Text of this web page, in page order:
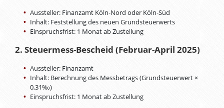
Aussteller: Finanzamt Köln-Nord oder Köln-Süd
Inhalt: Feststellung des neuen Grundsteuerwerts
Einspruchsfrist: 1 Monat ab Zustellung
2. Steuermess-Bescheid (Februar-April 2025)
Aussteller: Finanzamt
Inhalt: Berechnung des Messbetrags (Grundsteuerwert ×
0,31‰)
Einspruchsfrist: 1 Monat ab Zustellung